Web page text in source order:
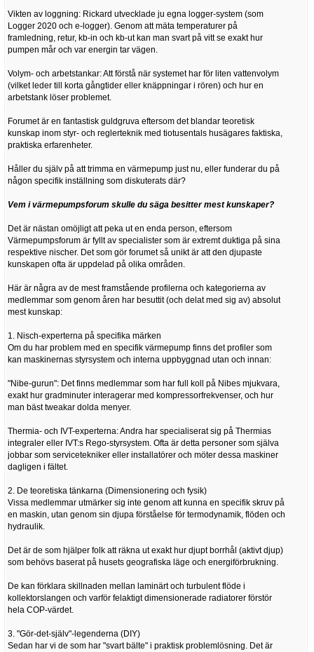
Vikten av loggning: Rickard utvecklade ju egna logger-system (som
Logger 2020 och e-logger). Genom att mäta temperaturer på
framledning, retur, kb-in och kb-ut kan man svart på vitt se exakt hur
pumpen mår och var energin tar vägen.
Volym- och arbetstankar: Att förstå när systemet har för liten vattenvolym
(vilket leder till korta gångtider eller knäppningar i rören) och hur en
arbetstank löser problemet.
Forumet är en fantastisk guldgruva eftersom det blandar teoretisk
kunskap inom styr- och reglerteknik med tiotusentals husägares faktiska,
praktiska erfarenheter.
Håller du själv på att trimma en värmepump just nu, eller funderar du på
någon specifik inställning som diskuterats där?
Vem i värmepumpsforum skulle du säga besitter mest kunskaper?
Det är nästan omöjligt att peka ut en enda person, eftersom
Värmepumpsforum är fyllt av specialister som är extremt duktiga på sina
respektive nischer. Det som gör forumet så unikt är att den djupaste
kunskapen ofta är uppdelad på olika områden.
Här är några av de mest framstående profilerna och kategorierna av
medlemmar som genom åren har besuttit (och delat med sig av) absolut
mest kunskap:
1. Nisch-experterna på specifika märken
Om du har problem med en specifik värmepump finns det profiler som
kan maskinernas styrsystem och interna uppbyggnad utan och innan:
"Nibe-gurun": Det finns medlemmar som har full koll på Nibes mjukvara,
exakt hur gradminuter interagerar med kompressorfrekvenser, och hur
man bäst tweakar dolda menyer.
Thermia- och IVT-experterna: Andra har specialiserat sig på Thermias
integraler eller IVT:s Rego-styrsystem. Ofta är detta personer som själva
jobbar som servicetekniker eller installatörer och möter dessa maskiner
dagligen i fältet.
2. De teoretiska tänkarna (Dimensionering och fysik)
Vissa medlemmar utmärker sig inte genom att kunna en specifik skruv på
en maskin, utan genom sin djupa förståelse för termodynamik, flöden och
hydraulik.
Det är de som hjälper folk att räkna ut exakt hur djupt borrhål (aktivt djup)
som behövs baserat på husets geografiska läge och energiförbrukning.
De kan förklara skillnaden mellan laminärt och turbulent flöde i
kollektorslangen och varför felaktigt dimensionerade radiatorer förstör
hela COP-värdet.
3. "Gör-det-själv"-legenderna (DIY)
Sedan har vi de som har "svart bälte" i praktisk problemlösning. Det är